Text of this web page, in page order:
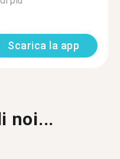
Scarica la app
noi...